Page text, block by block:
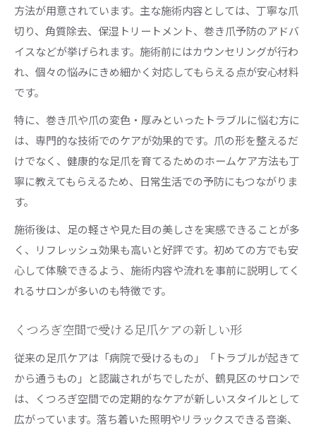
方法が用意されています。主な施術内容としては、丁寧な爪
切り、角質除去、保湿トリートメント、巻き爪予防のアドバ
イスなどが挙げられます。施術前にはカウンセリングが行わ
れ、個々の悩みにきめ細かく対応してもらえる点が安心材料
です。
特に、巻き爪や爪の変色・厚みといったトラブルに悩む方に
は、専門的な技術でのケアが効果的です。爪の形を整えるだ
けでなく、健康的な足爪を育てるためのホームケア方法も丁
寧に教えてもらえるため、日常生活での予防にもつながりま
す。
施術後は、足の軽さや見た目の美しさを実感できることが多
く、リフレッシュ効果も高いと好評です。初めての方でも安
心して体験できるよう、施術内容や流れを事前に説明してく
れるサロンが多いのも特徴です。
くつろぎ空間で受ける足爪ケアの新しい形
従来の足爪ケアは「病院で受けるもの」「トラブルが起きて
から通うもの」と認識されがちでしたが、鶴見区のサロンで
は、くつろぎ空間での定期的なケアが新しいスタイルとして
広がっています。落ち着いた照明やリラックスできる音楽、